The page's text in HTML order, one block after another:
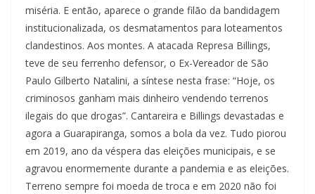
miséria. E então, aparece o grande filão da bandidagem
institucionalizada, os desmatamentos para loteamentos
clandestinos. Aos montes. A atacada Represa Billings,
teve de seu ferrenho defensor, o Ex-Vereador de São
Paulo Gilberto Natalini, a síntese nesta frase: “Hoje, os
criminosos ganham mais dinheiro vendendo terrenos
ilegais do que drogas”. Cantareira e Billings devastadas e
agora a Guarapiranga, somos a bola da vez. Tudo piorou
em 2019, ano da véspera das eleições municipais, e se
agravou enormemente durante a pandemia e as eleições.
Terreno sempre foi moeda de troca e em 2020 não foi